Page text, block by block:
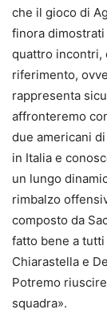
che il gioco di
finora
quattro incontri,
riferimento,
rappresenta
affronteremo
due americani
in Italia e
un lungo
rimbalzo
composto da
fatto bene a
Chiarastella e
Potremo
squadra».